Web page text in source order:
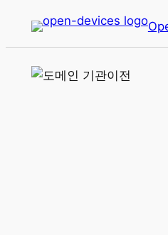
츠